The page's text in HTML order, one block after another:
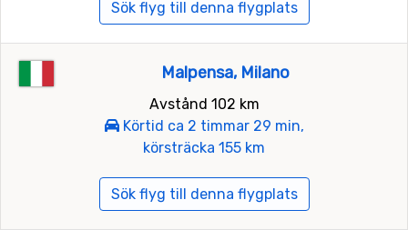
Sök flyg till denna flygplats
Malpensa, Milano
Avstånd 102 km
Körtid ca 2 timmar 29 min,
körsträcka 155 km
Sök flyg till denna flygplats